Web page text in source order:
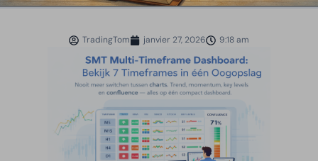
TradingTom janvier 27, 2026 9:18 am